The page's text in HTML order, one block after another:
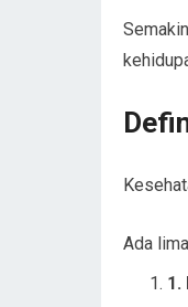
Ada
1.